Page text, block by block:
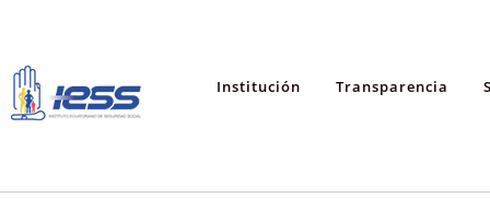
Institución Transparencia